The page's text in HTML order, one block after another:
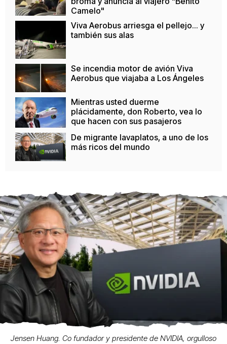
Camelo"
Viva Aerobus arriesga el pellejo... y
también sus alas
Se incendia motor de avión Viva
Aerobus que viajaba a Los Ángeles
Mientras usted duerme
plácidamente, don Roberto, vea lo
que hacen con sus pasajeros
De migrante lavaplatos, a uno de los
más ricos del mundo
Jensen Huang. Co fundador y presidente de NVIDIA, orgulloso